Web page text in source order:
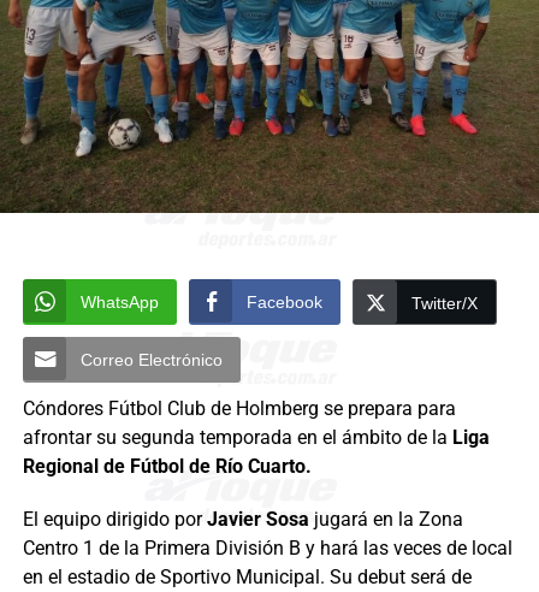
WhatsApp Facebook Twitter/X
Correo Electrónico
Cóndores Fútbol Club de Holmberg se prepara para
afrontar su segunda temporada en el ámbito de la Liga
Regional de Fútbol de Río Cuarto.
El equipo dirigido porJavier Sosa jugará en la Zona
Centro 1 de la Primera División B y hará las veces de local
en el estadio de Sportivo Municipal. Su debut será de